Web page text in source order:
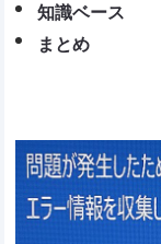
知識ベース
まとめ